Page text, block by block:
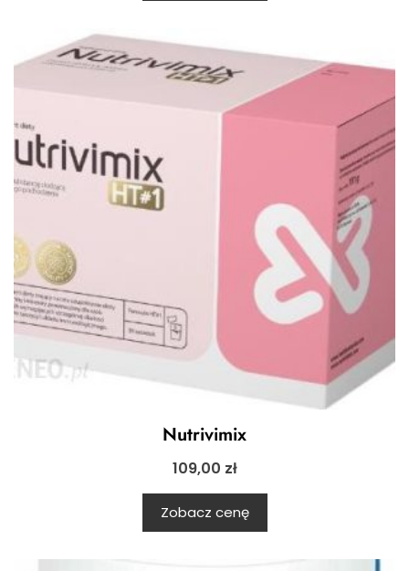
Nutrivimix
109,00 zł
Zobacz cenę